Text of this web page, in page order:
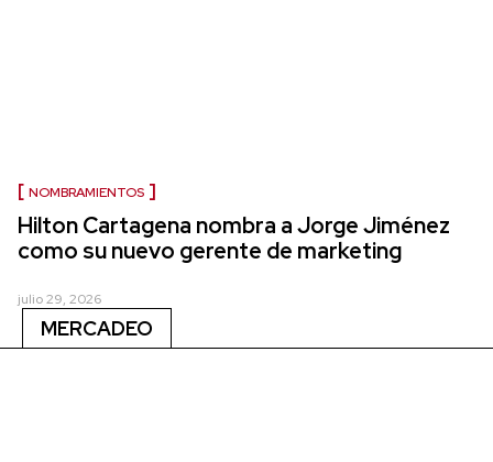
NOMBRAMIENTOS
Hilton Cartagena nombra a Jorge Jiménez
como su nuevo gerente de marketing
julio 29, 2026
MERCADEO